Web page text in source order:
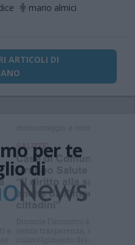
mario almici
ARTICOLI DI
per te
di